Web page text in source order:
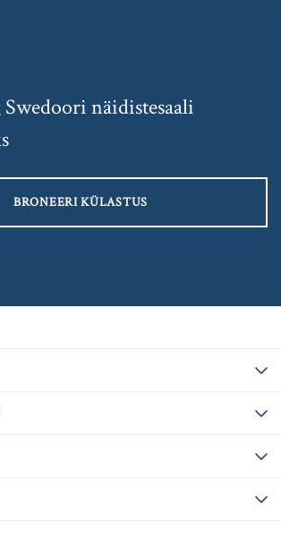
näidistesaali
BRONEERI KÜLASTUS